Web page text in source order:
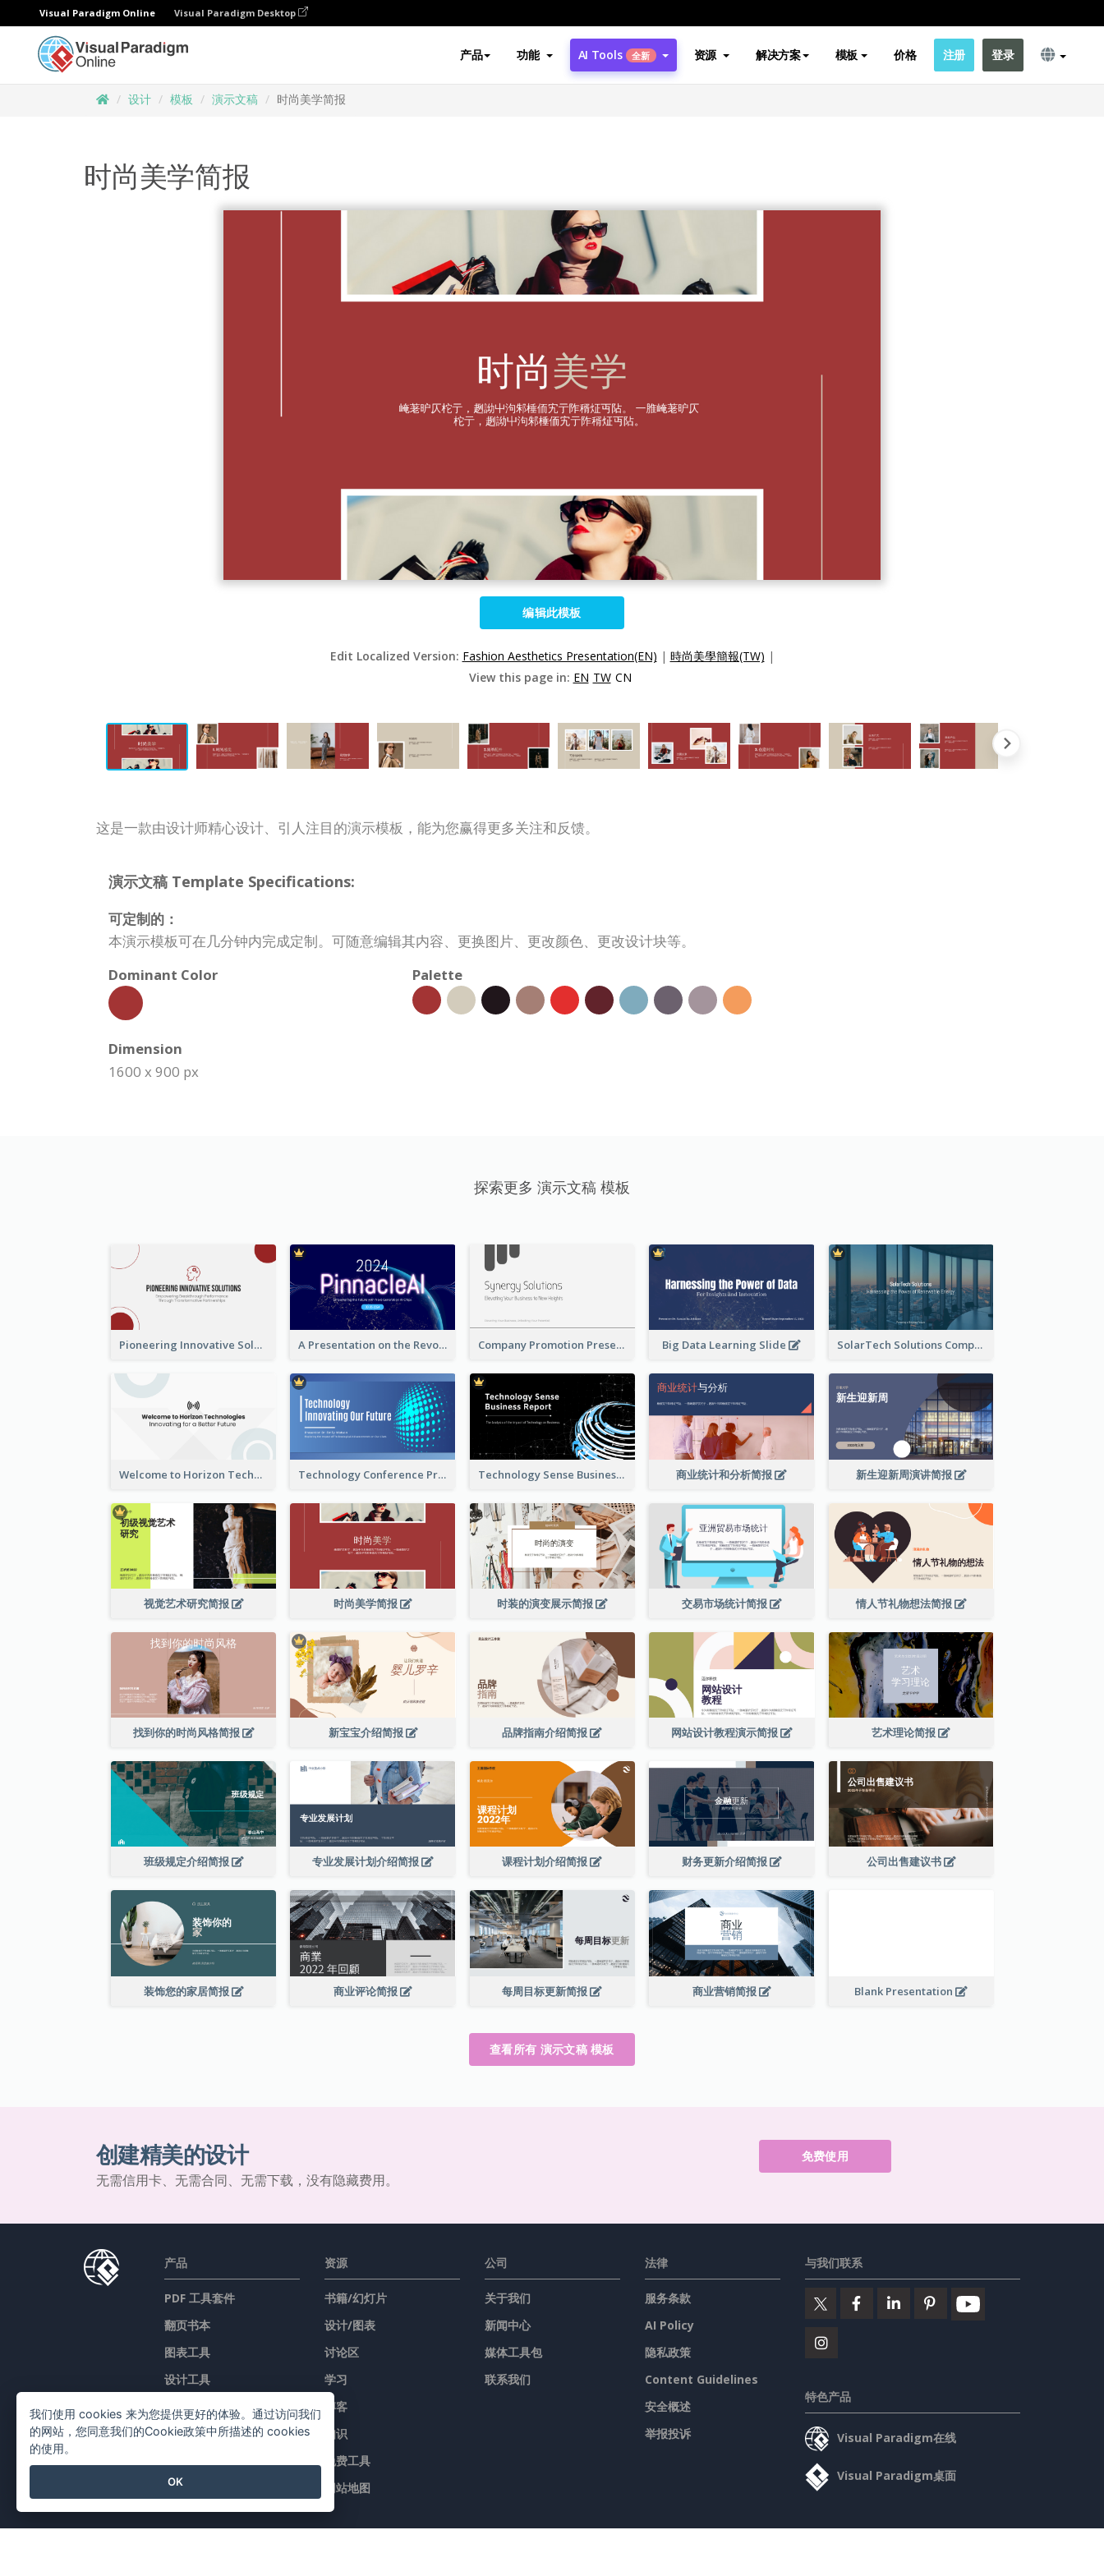
Visual Paradigm Online Visual Paradigm Desktop
产品 功能 AI Tools 全新 资源 解决方案 模板 价格 注册 登录
设计 模板 演示文稿 时尚美学简报
时尚美学简报
编辑此模板
Edit Localized Version: Fashion Aesthetics Presentation(EN) | 時尚美學簡報(TW) |
View this page in: EN TW CN
这是一款由设计师精心设计、引人注目的演示模板，能为您赢得更多关注和反馈。
演示文稿 Template Specifications:
可定制的：
本演示模板可在几分钟内完成定制。可随意编辑其内容、更换图片、更改颜色、更改设计块等。
Dominant Color
Palette
Dimension
1600 x 900 px
探索更多 演示文稿 模板
Pioneering Innovative Solutions Company Overview A Presentation on the Revolutionary Development of AI Chips Company Promotion Presentation Big Data Learning Slide SolarTech Solutions Company Overview
Welcome to Horizon Technologies- Innovating for a Better Future Technology Conference Presentation Technology Sense Business Report 商业统计和分析简报 新生迎新周演讲简报
视觉艺术研究简报 时尚美学简报 时装的演变展示简报 交易市场统计简报 情人节礼物想法简报
找到你的时尚风格简报 新宝宝介绍简报 品牌指南介绍简报 网站设计教程演示简报 艺术理论简报
班级规定介绍简报 专业发展计划介绍简报 课程计划介绍简报 财务更新介绍简报 公司出售建议书
装饰您的家居简报 商业评论简报 每周目标更新简报 商业营销简报 Blank Presentation
查看所有 演示文稿 模板
创建精美的设计
无需信用卡、无需合同、无需下载，没有隐藏费用。
免费使用
产品
PDF 工具套件
翻页书本
图表工具
设计工具
文档编辑器
簡報製作工具
价格
资源
书籍/幻灯片
设计/图表
讨论区
学习
博客
知识
免费工具
网站地图
公司
关于我们
新闻中心
媒体工具包
联系我们
法律
服务条款
AI Policy
隐私政策
Content Guidelines
安全概述
举报投诉
与我们联系
特色产品
Visual Paradigm在线
Visual Paradigm桌面
我们使用 cookies 来为您提供更好的体验。通过访问我们
的网站，您同意我们的Cookie政策中所描述的 cookies
的使用。
OK